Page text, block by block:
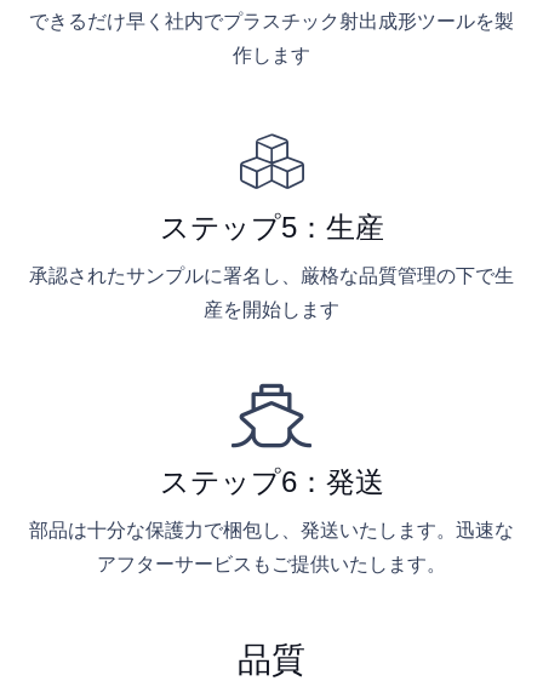
できるだけ早く社内でプラスチック射出成形ツールを製
作します
ステップ5：生産
承認されたサンプルに署名し、厳格な品質管理の下で生
産を開始します
ステップ6：発送
部品は十分な保護力で梱包し、発送いたします。迅速な
アフターサービスもご提供いたします。
品質